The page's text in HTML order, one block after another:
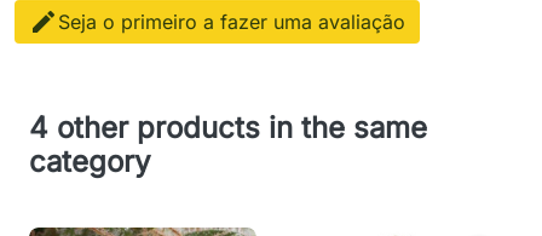
 Seja o primeiro a fazer uma avaliação
4 other products in the same
category